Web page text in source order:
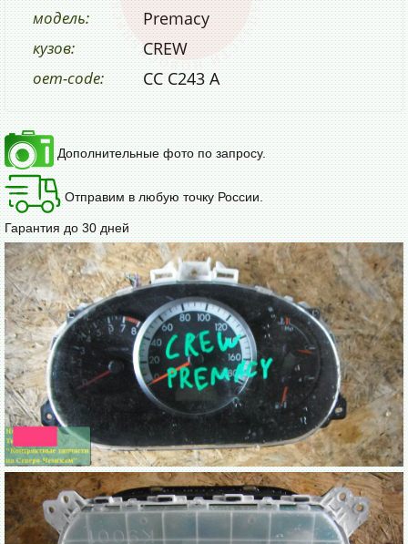
модель: Premacy
кузов: CREW
oem-code: CC C243 A
Дополнительные фото по запросу.
Отправим в любую точку России.
Гарантия до 30 дней